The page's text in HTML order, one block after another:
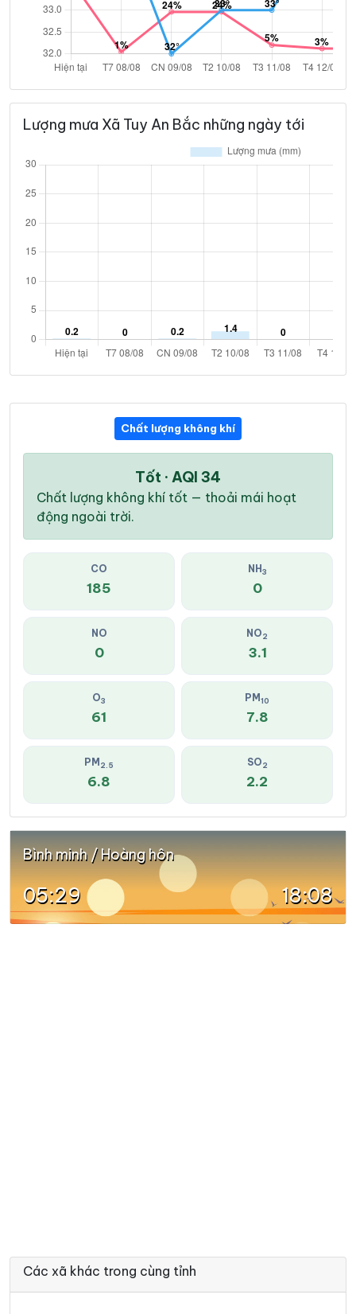
Lượng mưa Xã Tuy An Bắc những ngày tới
Chất lượng không khí
Tốt · AQI 34
Chất lượng không khí tốt — thoải mái hoạt
động ngoài trời.
CO
185
NH 3
0
NO
0
NO2
3.1
O3
61
PM 10
7.8
PM 2.5
6.8
SO2
2.2
Bình minh / Hoàng hôn
05:29 18:08
Các xã khác trong cùng tỉnh